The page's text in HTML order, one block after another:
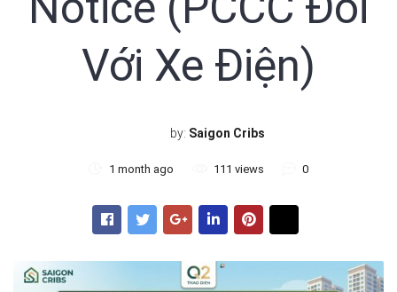
Với Xe Điện)
by: Saigon Cribs
1 month ago 111 views 0